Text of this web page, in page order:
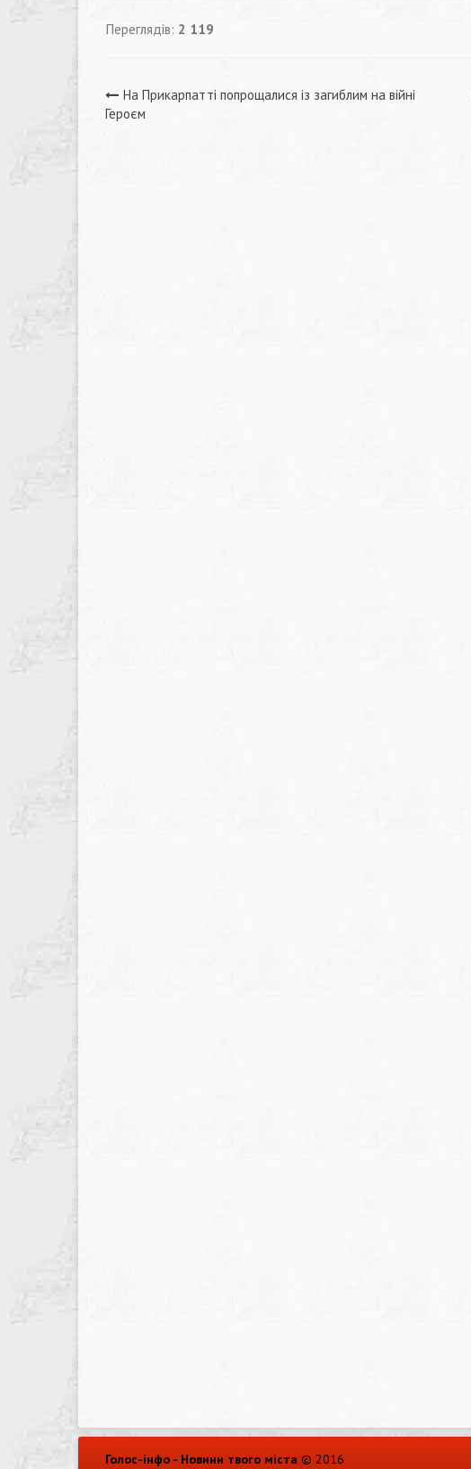
Переглядів: 2 119
Навігація
На Прикарпатті попрощалися із загиблим на війні
Героєм
Голос-інфо - Новини твого міста © 2016